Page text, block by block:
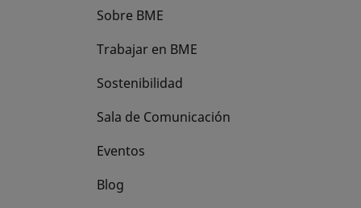
Sobre BME
Trabajar en BME
Sostenibilidad
Sala de Comunicación
Eventos
Blog